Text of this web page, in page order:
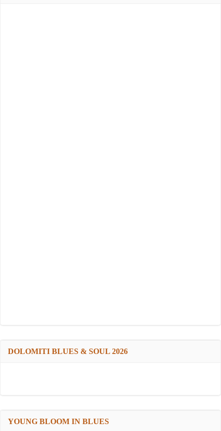
DOLOMITI BLUES & SOUL 2026
YOUNG BLOOM IN BLUES